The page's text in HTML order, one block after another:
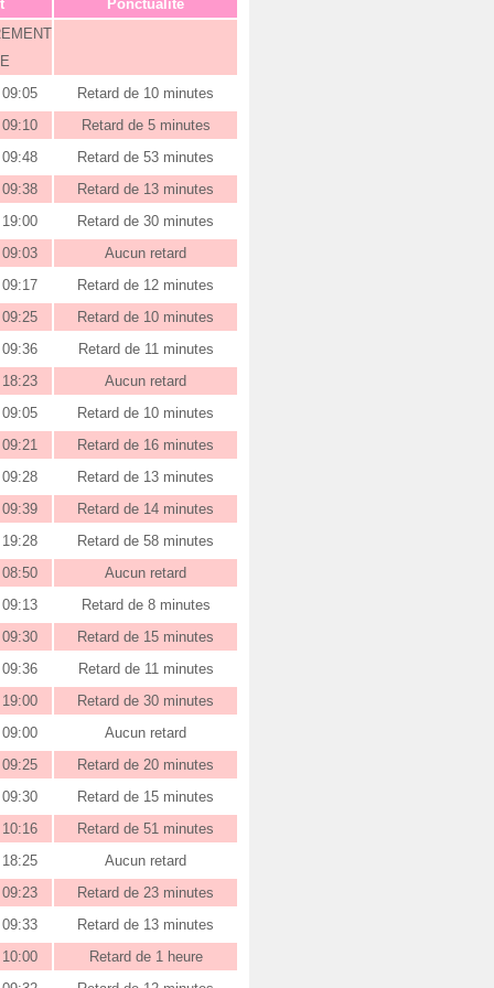
Ponctualité
Retard de 10 minutes
Retard de 5 minutes
Retard de 53 minutes
Retard de 13 minutes
Retard de 30 minutes
Aucun retard
Retard de 12 minutes
Retard de 10 minutes
Retard de 11 minutes
Aucun retard
Retard de 10 minutes
Retard de 16 minutes
Retard de 13 minutes
Retard de 14 minutes
Retard de 58 minutes
Aucun retard
Retard de 8 minutes
Retard de 15 minutes
Retard de 11 minutes
Retard de 30 minutes
Aucun retard
Retard de 20 minutes
Retard de 15 minutes
Retard de 51 minutes
Aucun retard
Retard de 23 minutes
Retard de 13 minutes
Retard de 1 heure